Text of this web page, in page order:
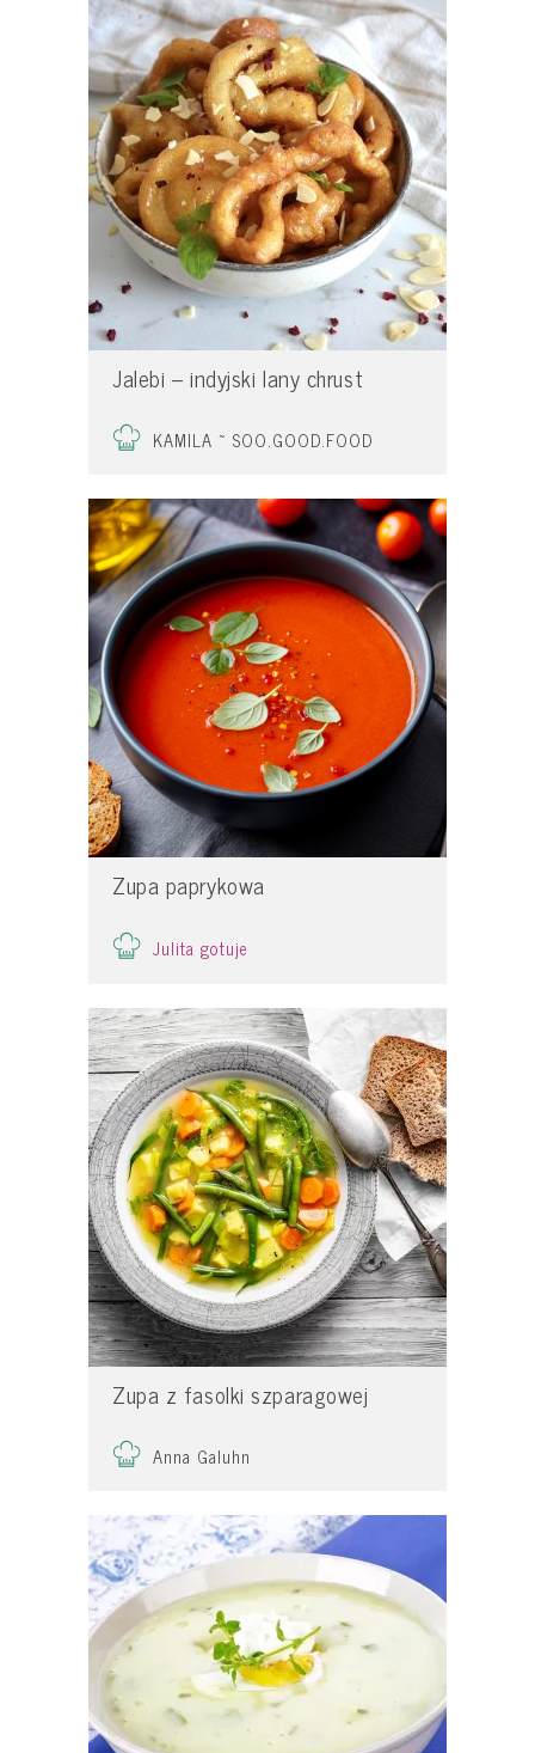
Jalebi – indyjski lany chrust
KAMILA ~ SOO.GOOD.FOOD
Zupa paprykowa
Julita gotuje
Zupa z fasolki szparagowej
Anna Galuhn